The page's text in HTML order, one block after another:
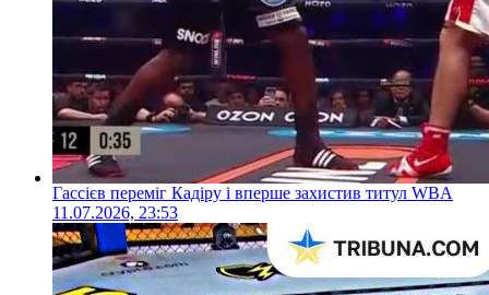
Гассієв переміг Кадіру і вперше захистив титул WBA
11.07.2026, 23:53